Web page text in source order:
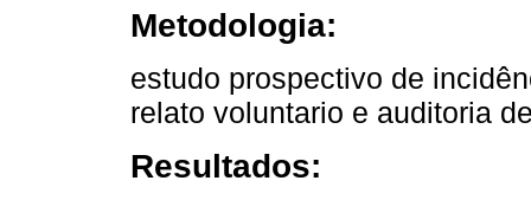
Metodologia:
estudo prospectivo de
relato voluntario e auditoria
Resultados: